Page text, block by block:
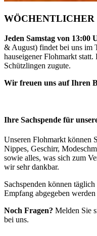
Jeden Samstag von 13:00
& August) findet bei uns im
hauseigener Flohmarkt
Schützlingen zugute.
Wir freuen uns auf Ihren
Ihre Sachspende für
Unseren Flohmarkt können
Nippes, Geschirr,
sowie alles, was sich zum
wir sehr dankbar.
Sachspenden können
Empfang abgegeben
Noch Fragen? Melden Sie
bei uns.